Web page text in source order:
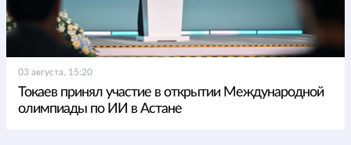
03 августа, 15:20
Токаев принял участие в открытии Международной
олимпиады по ИИ в Астане